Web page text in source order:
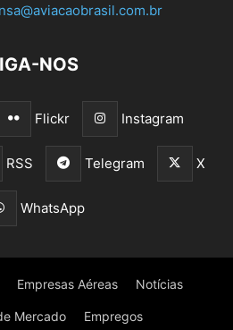
NOS
Flickr Instagram
RSS Telegram X
WhatsApp
Empresas Aéreas Notícias
Mercado Empregos